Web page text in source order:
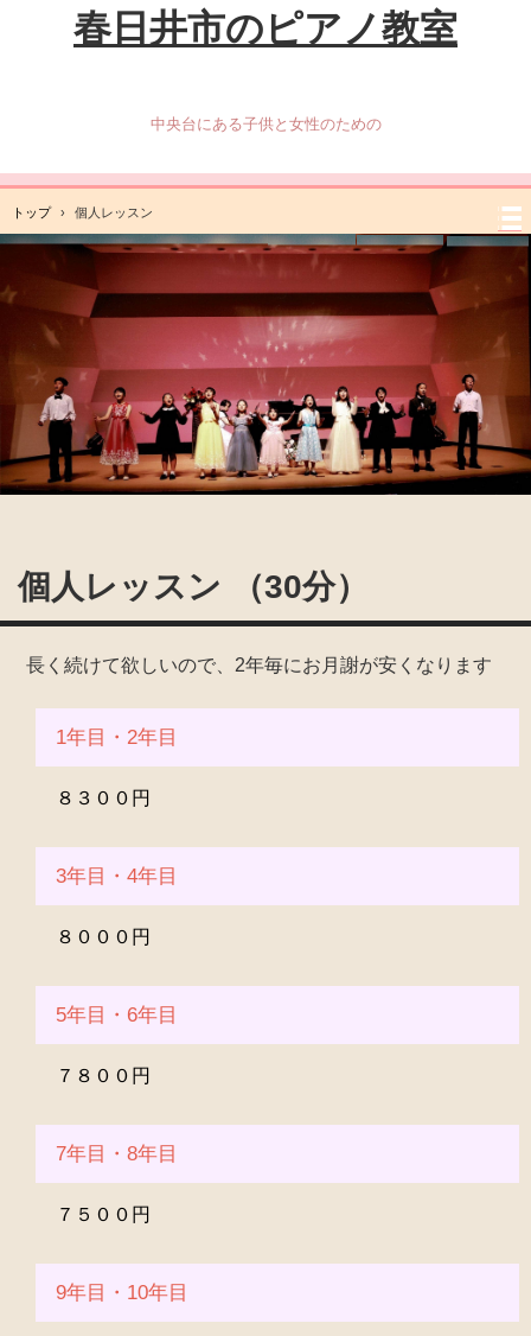
春日井市のピアノ教室
中央台にある子供と女性のための
トップ › 個人レッスン
個人レッスン （30分）
長く続けて欲しいので、2年毎にお月謝が安くなります
1年目・2年目
８３００円
3年目・4年目
８０００円
5年目・6年目
７８００円
7年目・8年目
７５００円
9年目・10年目